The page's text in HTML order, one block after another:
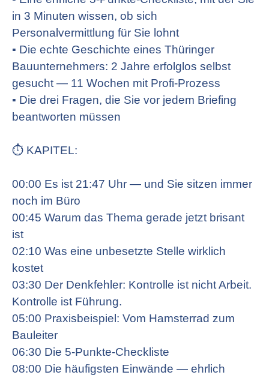
in 3 Minuten wissen, ob sich
Personalvermittlung für Sie lohnt
▪ Die echte Geschichte eines Thüringer
Bauunternehmers: 2 Jahre erfolglos selbst
gesucht — 11 Wochen mit Profi-Prozess
▪ Die drei Fragen, die Sie vor jedem Briefing
beantworten müssen
⏱ KAPITEL:
00:00 Es ist 21:47 Uhr — und Sie sitzen immer
noch im Büro
00:45 Warum das Thema gerade jetzt brisant
ist
02:10 Was eine unbesetzte Stelle wirklich
kostet
03:30 Der Denkfehler: Kontrolle ist nicht Arbeit.
Kontrolle ist Führung.
05:00 Praxisbeispiel: Vom Hamsterrad zum
Bauleiter
06:30 Die 5-Punkte-Checkliste
08:00 Die häufigsten Einwände — ehrlich